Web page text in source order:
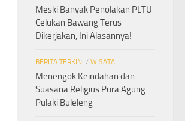
Meski Banyak Penolakan PLTU
Celukan Bawang Terus
Dikerjakan, Ini Alasannya!
BERITA TERKINI / WISATA
Menengok Keindahan dan
Suasana Religius Pura Agung
Pulaki Buleleng